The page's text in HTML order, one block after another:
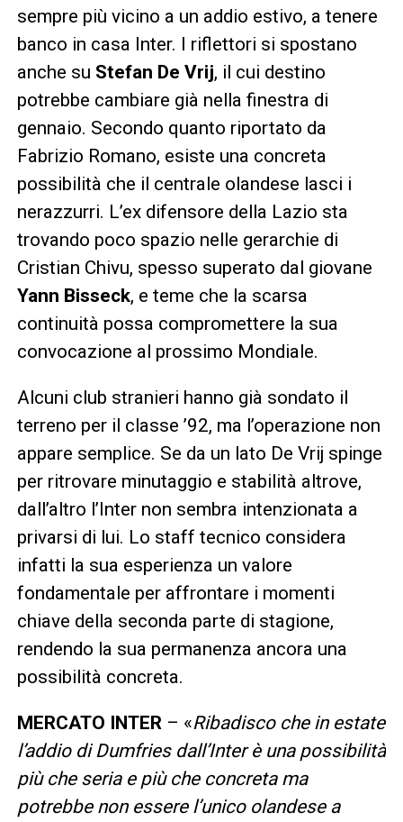
sempre più vicino a un addio estivo, a tenere
banco in casa Inter. I riflettori si spostano
anche su Stefan De Vrij, il cui destino
potrebbe cambiare già nella finestra di
gennaio. Secondo quanto riportato da
Fabrizio Romano, esiste una concreta
possibilità che il centrale olandese lasci i
nerazzurri. L’ex difensore della Lazio sta
trovando poco spazio nelle gerarchie di
Cristian Chivu, spesso superato dal giovane
Yann Bisseck, e teme che la scarsa
continuità possa compromettere la sua
convocazione al prossimo Mondiale.
Alcuni club stranieri hanno già sondato il
terreno per il classe ’92, ma l’operazione non
appare semplice. Se da un lato De Vrij spinge
per ritrovare minutaggio e stabilità altrove,
dall’altro l’Inter non sembra intenzionata a
privarsi di lui. Lo staff tecnico considera
infatti la sua esperienza un valore
fondamentale per affrontare i momenti
chiave della seconda parte di stagione,
rendendo la sua permanenza ancora una
possibilità concreta.
MERCATO INTER – «Ribadisco che in estate
l’addio di Dumfries dall’Inter è una possibilità
più che seria e più che concreta ma
potrebbe non essere l’unico olandese a